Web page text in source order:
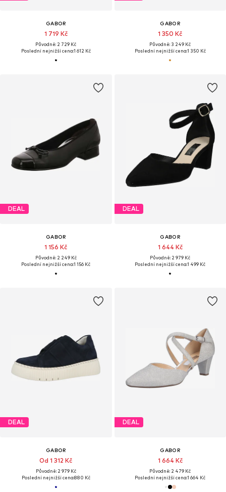
GABOR
1 719 Kč
Původně: 2 729 Kč
Poslední nejnižší cena:1 612 Kč
GABOR
1 350 Kč
Původně: 3 249 Kč
Poslední nejnižší cena:1 350 Kč
DEAL
GABOR
1 156 Kč
Původně: 2 249 Kč
Poslední nejnižší cena:1 156 Kč
DEAL
GABOR
1 644 Kč
Původně: 2 979 Kč
Poslední nejnižší cena:1 499 Kč
DEAL
GABOR
Od 1 312 Kč
Původně: 2 979 Kč
Poslední nejnižší cena:880 Kč
DEAL
GABOR
1 664 Kč
Původně: 2 479 Kč
Poslední nejnižší cena:1 664 Kč